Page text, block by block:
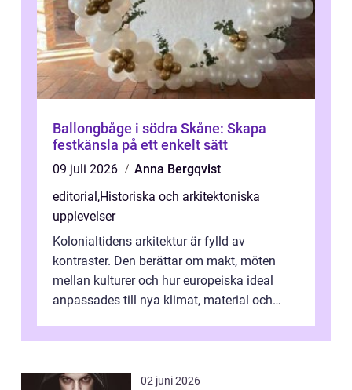
Ballongbåge i södra Skåne: Skapa
festkänsla på ett enkelt sätt
09 juli 2026
Anna Bergqvist
editorial,Historiska och arkitektoniska
upplevelser
Kolonialtidens arkitektur är fylld av
kontraster. Den berättar om makt, möten
mellan kulturer och hur europeiska ideal
anpassades till nya klimat, material och
02 juni 2026